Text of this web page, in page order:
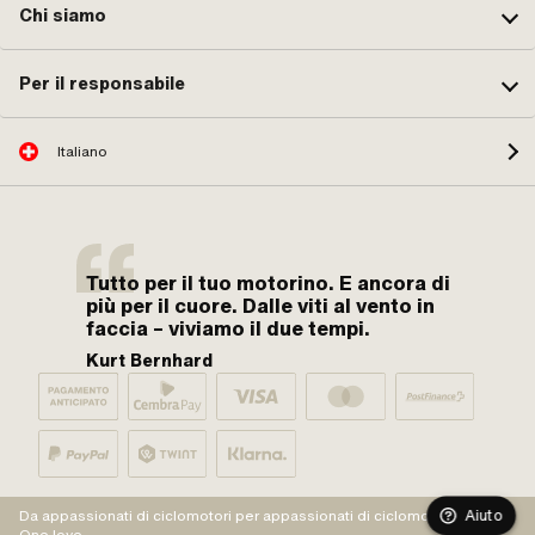
Chi siamo
Per il responsabile
Italiano
Tutto per il tuo motorino. E ancora di
più per il cuore. Dalle viti al vento in
faccia – viviamo il due tempi.
Kurt Bernhard
Da appassionati di ciclomotori per appassionati di ciclomotori. Aiuto